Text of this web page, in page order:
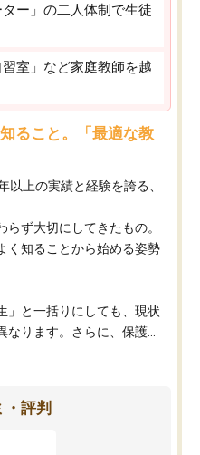
ター」の二人体制で生徒
習室」など家庭教師を越
ること。「最適な教
以上の実績と経験を誇る、
ず大切にしてきたもの。
く知ることから始める姿勢
」と一括りにしても、現状
ります。さらに、保護...
評判